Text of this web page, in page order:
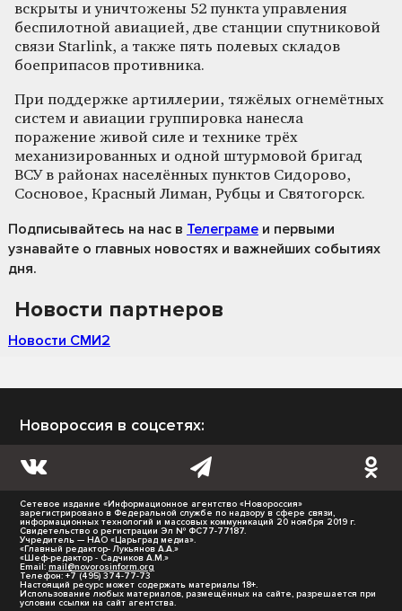
вскрыты и уничтожены 52 пункта управления
беспилотной авиацией, две станции спутниковой
связи Starlink, а также пять полевых складов
боеприпасов противника.
При поддержке артиллерии, тяжёлых огнемётных
систем и авиации группировка нанесла
поражение живой силе и технике трёх
механизированных и одной штурмовой бригад
ВСУ в районах населённых пунктов Сидорово,
Сосновое, Красный Лиман, Рубцы и Святогорск.
Подписывайтесь на нас в Телеграме и первыми
узнавайте о главных новостях и важнейших событиях
дня.
Новости партнеров
Новости СМИ2
Новороссия в соцсетях:
Сетевое издание «Информационное агентство «Новороссия»
зарегистрировано в Федеральной службе по надзору в сфере связи,
информационных технологий и массовых коммуникаций 20 ноября 2019 г.
Свидетельство о регистрации Эл № ФС77-77187.
Учредитель — НАО «Царьград медиа».
«Главный редактор- Лукьянов А.А.»
«Шеф-редактор - Садчиков А.М.»
Email: mail@novorosinform.org
Телефон: +7 (495) 374-77-73
Настоящий ресурс может содержать материалы 18+.
Использование любых материалов, размещённых на сайте, разрешается при
условии ссылки на сайт агентства.